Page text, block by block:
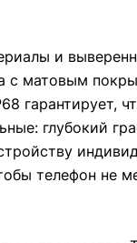
и
с матовым
гарантирует,
глубокий
телефон не